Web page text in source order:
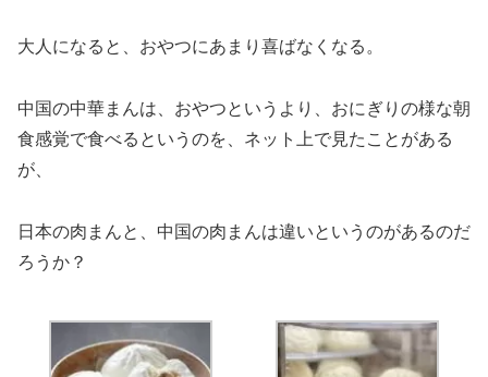
大人になると、おやつにあまり喜ばなくなる。
中国の中華まんは、おやつというより、おにぎりの様な朝
食感覚で食べるというのを、ネット上で見たことがある
が、
日本の肉まんと、中国の肉まんは違いというのがあるのだ
ろうか？